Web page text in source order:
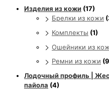
Изделия из кожи (17)
Брелки из кожи
Комплекты (1)
Ошейники из
Ремни из кожи
Лодочный профиль |
пайола (4)